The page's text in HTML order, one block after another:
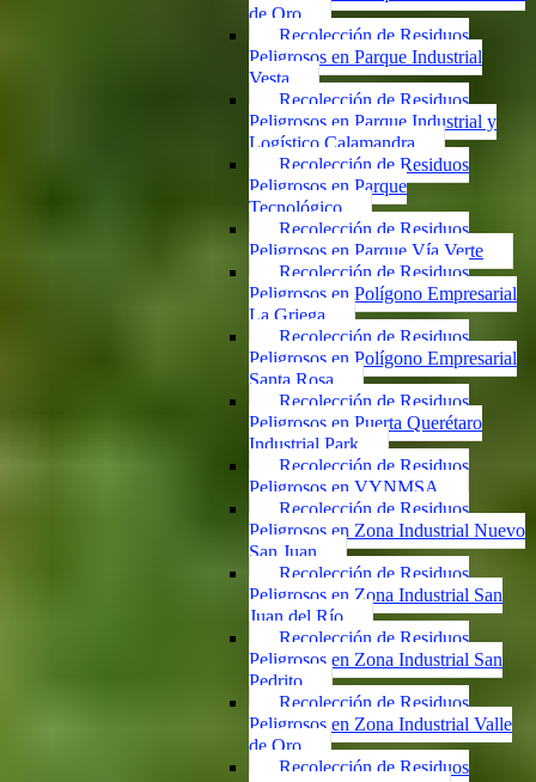
de Oro
Recolección de Residuos
Peligrosos en Parque Industrial
Vesta
Recolección de Residuos
Peligrosos en Parque Industrial y
Logístico Calamandra
Recolección de Residuos
Peligrosos en Parque
Tecnológico
Recolección de Residuos
Peligrosos en Parque Vía Verte
Recolección de Residuos
Peligrosos en Polígono Empresarial
La Griega
Recolección de Residuos
Peligrosos en Polígono Empresarial
Santa Rosa
Recolección de Residuos
Peligrosos en Puerta Querétaro
Industrial Park
Recolección de Residuos
Peligrosos en VYNMSA
Recolección de Residuos
Peligrosos en Zona Industrial Nuevo
San Juan
Recolección de Residuos
Peligrosos en Zona Industrial San
Juan del Río
Recolección de Residuos
Peligrosos en Zona Industrial San
Pedrito
Recolección de Residuos
Peligrosos en Zona Industrial Valle
de Oro
Recolección de Residuos